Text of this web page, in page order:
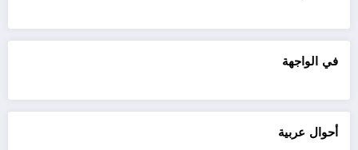
في الواجهة
أحوال عربية